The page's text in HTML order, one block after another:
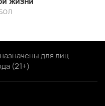
для лиц
(21+)